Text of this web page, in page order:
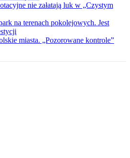
nie załatają luk w „Czystym
na terenach pokolejowych. Jest
miasta. „Pozorowane kontrole”